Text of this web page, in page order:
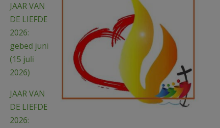
JAAR VAN
DE LIEFDE
2026:
gebed juni
(15 juli
2026)
JAAR VAN
DE LIEFDE
2026: